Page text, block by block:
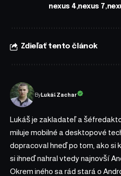
nexus 4 nexus 7
Zdieľať tento článok
ByLukáš Zachar
Lukáš je zakladateľ a
miluje mobilné a desktopové
dopracoval hneď po tom, ako si
si ihneď nahral vtedy najnovší
Okrem iného sa rád stará o